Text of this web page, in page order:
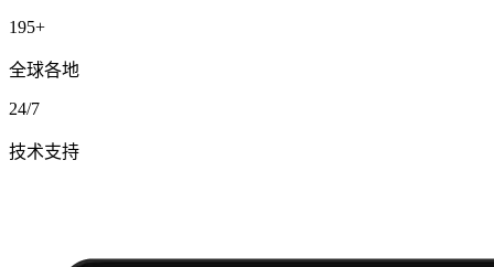
195+
全球各地
24/7
技术支持